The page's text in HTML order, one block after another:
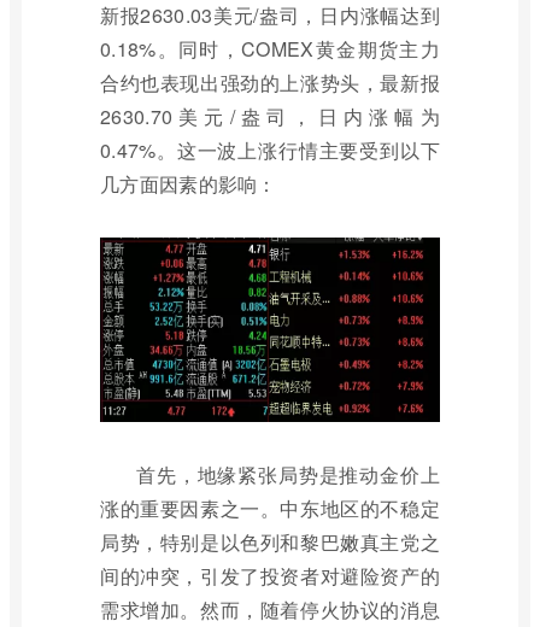
新报2630.03美元/盎司，日内涨幅达到
0.18%。同时，COMEX黄金期货主力
合约也表现出强劲的上涨势头，最新报
2630.70美元/盎司，日内涨幅为
0.47%。这一波上涨行情主要受到以下
几方面因素的影响：
首先，地缘紧张局势是推动金价上
涨的重要因素之一。中东地区的不稳定
局势，特别是以色列和黎巴嫩真主党之
间的冲突，引发了投资者对避险资产的
需求增加。然而，随着停火协议的消息